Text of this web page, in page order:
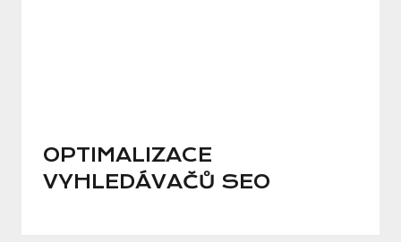
OPTIMALIZACE
VYHLEDÁVAČŮ SEO